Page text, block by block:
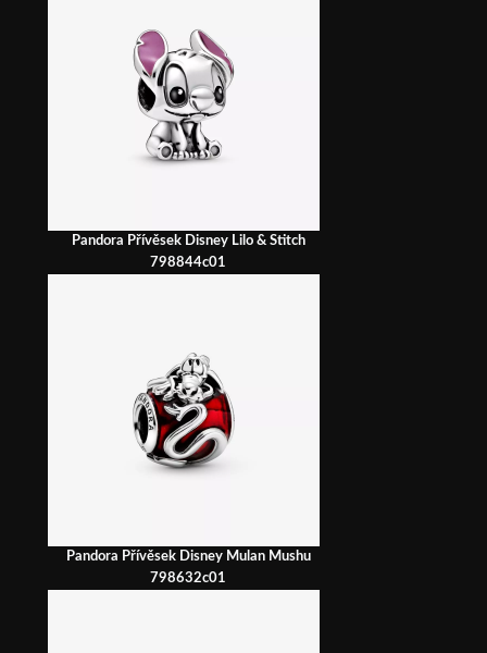
Pandora Přívěsek Disney Lilo & Stitch
798844c01
Pandora Přívěsek Disney Mulan Mushu
798632c01